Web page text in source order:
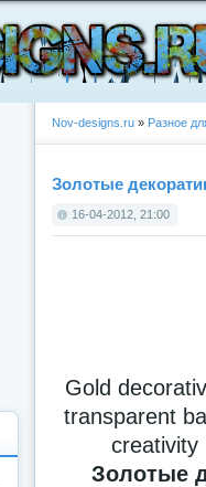
Nov-designs.ru » Разное
Золотые
16-04-2012, 21:00
Gold
transparent
creativity
Золотые